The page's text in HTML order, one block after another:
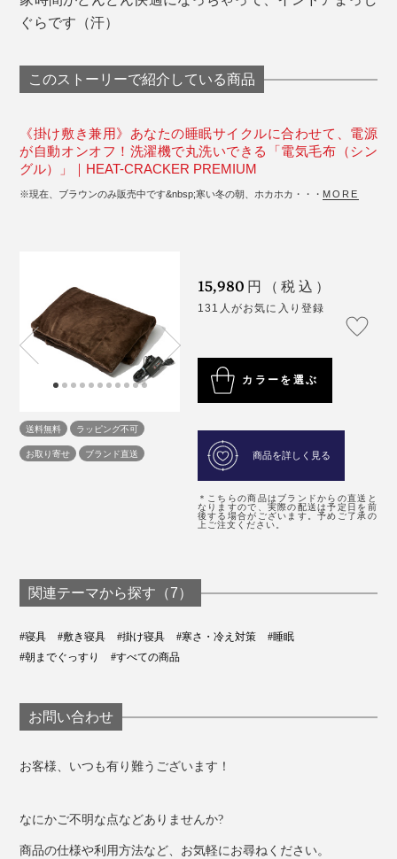
ぐらです（汗）
このストーリーで紹介している商品
《掛け敷き兼用》あなたの睡眠サイクルに合わせて、電源
が自動オンオフ！洗濯機で丸洗いできる「電気毛布（シン
グル）」｜HEAT-CRACKER PREMIUM
※現在、ブラウンのみ販売中です&nbsp;寒い冬の朝、ホカホカ・・・ MORE
送料無料
ラッピング不可
お取り寄せ
ブランド直送
15,980 円（税込）
131人がお気に入り登録
カラーを選ぶ
商品を詳しく見る
＊こちらの商品はブランドからの直送と
なりますので、実際の配送は予定日を前
後する場合がございます。予めご了承の
上ご注文ください。
関連テーマから探す（7）
#寝具 #敷き寝具 #掛け寝具 #寒さ・冷え対策
#睡眠
#朝までぐっすり
#すべての商品
お問い合わせ
お客様、いつも有り難うございます！
なにかご不明な点などありませんか?
商品の仕様や利用方法など、お気軽にお尋ねください。